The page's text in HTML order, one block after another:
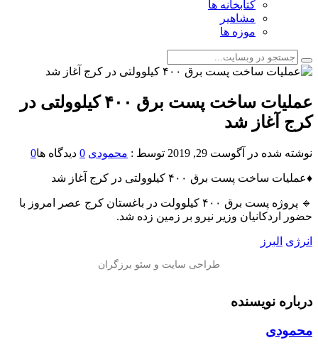
کتابخانه ها
مشاهیر
موزه ها
عملیات ساخت پست برق ۴۰۰ کیلوولتی در
کرج آغاز شد
نوشته شده در آگوست 29, 2019 توسط : محمودی 0 دیدگاه ها0
♦️عملیات ساخت پست برق ۴۰۰ کیلوولتی در کرج آغاز شد
🔹 پروژه پست برق ۴۰۰ کیلوولت در باغستان کرج عصر امروز با
حضور اردکانیان وزیر نیرو بر زمین زده شد.
انرژی البرز
درباره نویسنده
محمودی